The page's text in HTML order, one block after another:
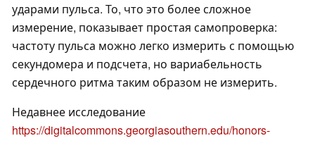
ударами пульса. То, что это более сложное
измерение, показывает простая самопроверка:
частоту пульса можно легко измерить с помощью
секундомера и подсчета, но вариабельность
сердечного ритма таким образом не измерить.
Недавнее исследование
https://digitalcommons.georgiasouthern.edu/honors-